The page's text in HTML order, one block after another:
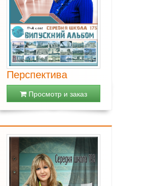
Перспектива
Просмотр и заказ